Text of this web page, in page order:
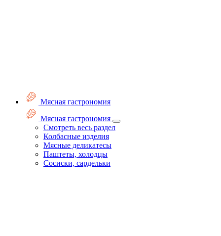
Мясная гастрономия
Мясная гастрономия
Смотреть весь раздел
Колбасные изделия
Мясные деликатесы
Паштеты, холодцы
Сосиски, сардельки